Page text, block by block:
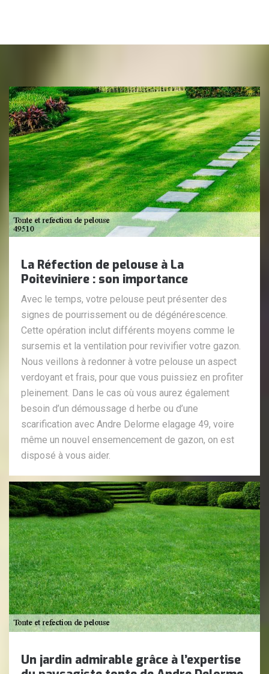
La Réfection de pelouse à La
Poiteviniere : son importance
Avec le temps, votre pelouse peut présenter des
signes de pourrissement ou de dégénérescence.
Cette opération inclut différents moyens comme le
sursemis et la ventilation pour revivifier votre gazon.
Nous veillons à redonner à votre pelouse un aspect
verdoyant et frais, pour que vous puissiez en profiter
pleinement. Dans le cas où vous aurez également
besoin d’un démoussage d herbe ou d’une
scarification avec Andre Delorme elagage 49, voire
même un nouvel ensemencement de gazon, on est
disposé à vous aider.
Un jardin admirable grâce à l’expertise